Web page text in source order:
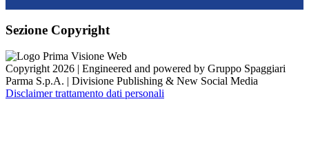
Sezione Copyright
Copyright 2026 | Engineered and powered by Gruppo Spaggiari
Parma S.p.A. | Divisione Publishing & New Social Media
Disclaimer trattamento dati personali